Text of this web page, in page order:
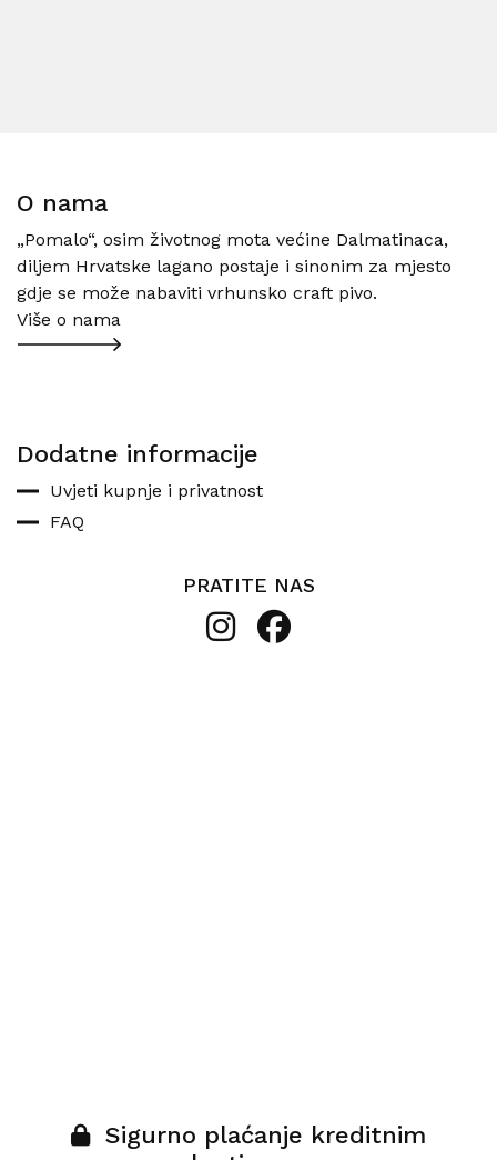
O nama
„Pomalo“, osim životnog mota većine Dalmatinaca,
diljem Hrvatske lagano postaje i sinonim za mjesto
gdje se može nabaviti vrhunsko craft pivo.
Više o nama
Dodatne informacije
Uvjeti kupnje i privatnost
FAQ
PRATITE NAS
Sigurno plaćanje kreditnim